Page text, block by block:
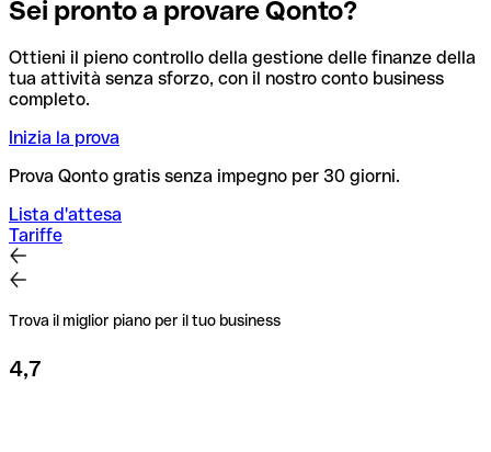
Sei pronto a provare Qonto?
Ottieni il pieno controllo della gestione delle finanze della
tua attività senza sforzo, con il nostro conto business
completo.
Inizia la prova
Prova Qonto gratis senza impegno per 30 giorni.
Lista d'attesa
Tariffe
Trova il miglior piano per il tuo business
4,7